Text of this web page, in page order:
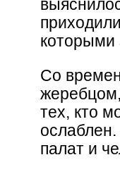
которыми
Со
тех, кто
палат и